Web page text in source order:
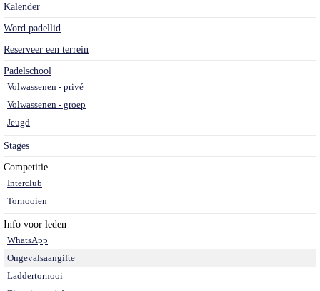
Kalender
Word padellid
Reserveer een terrein
Padelschool
Volwassenen - privé
Volwassenen - groep
Jeugd
Stages
Competitie
Interclub
Tornooien
Info voor leden
WhatsApp
Ongevalsaangifte
Laddertornooi